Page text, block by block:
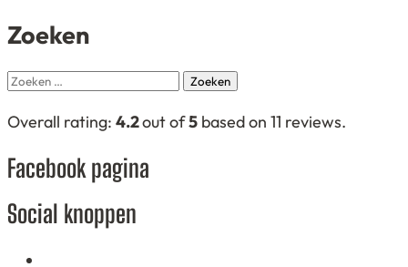
Zoeken
Zoeken
4,2
based
12.345
Overall rating: 4.2out of5 based on 11 reviews.
Facebook pagina
Social knoppen